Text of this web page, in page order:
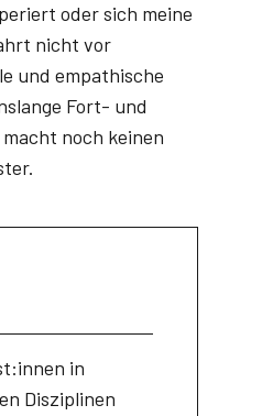
oder sich meine
nicht vor
und empathische
Fort- und
noch keinen
in
Disziplinen